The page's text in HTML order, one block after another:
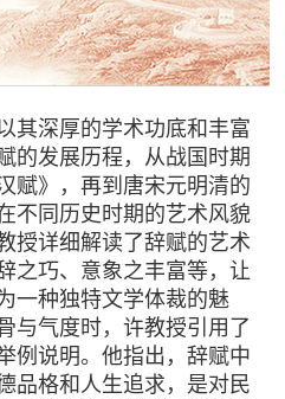
深厚的学术功底和丰富
的发展历程，从战国时期
赋》，再到唐宋元明清的
不同历史时期的艺术风貌
授详细解读了辞赋的艺术
之巧、意象之丰富等，让
一种独特文学体裁的魅
与气度时，许教授引用了
例说明。他指出，辞赋中
品格和人生追求，是对民